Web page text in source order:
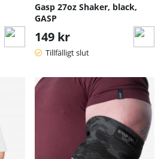
Gasp 27oz Shaker, black,
GASP
149 kr
Tillfälligt slut